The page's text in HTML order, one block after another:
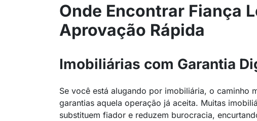
Onde Encontrar Fiança
Aprovação Rápida
Imobiliárias com Garantia
Se você está alugando por imobiliária, o caminho
garantias aquela operação já aceita. Muitas
substituem fiador e reduzem burocracia,